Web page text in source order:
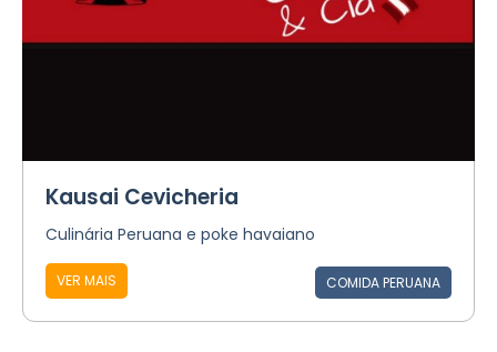
Kausai Cevicheria
Culinária Peruana e poke havaiano
VER MAIS COMIDA PERUANA